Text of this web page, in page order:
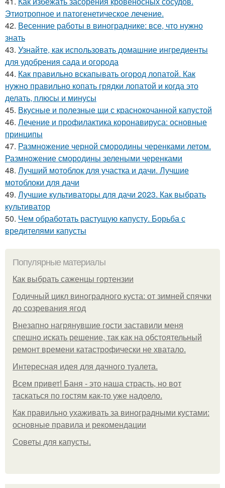
Этиотропное и патогенетическое лечение.
42. Весенние работы в винограднике: все, что нужно
знать
43. Узнайте, как использовать домашние ингредиенты
для удобрения сада и огорода
44. Как правильно вскапывать огород лопатой. Как
нужно правильно копать грядки лопатой и когда это
делать, плюсы и минусы
45. Вкусные и полезные щи с краснокочанной капустой
46. Лечение и профилактика коронавируса: основные
принципы
47. Размножение черной смородины черенками летом.
Размножение смородины зелеными черенками
48. Лучший мотоблок для участка и дачи. Лучшие
мотоблоки для дачи
49. Лучшие культиваторы для дачи 2023. Как выбрать
культиватор
50. Чем обработать растущую капусту. Борьба с
вредителями капусты
Популярные материалы
Как выбрать саженцы гортензии
Годичный цикл виноградного куста: от зимней спячки
до созревания ягод
Внезапно нагрянувшие гости заставили меня
спешно искать решение, так как на обстоятельный
ремонт времени катастрофически не хватало.
Интересная идея для дачного туалета.
Всем привет! Баня - это наша страсть, но вот
таскаться по гостям как-то уже надоело.
Как правильно ухаживать за виноградными кустами:
основные правила и рекомендации
Советы для капусты.